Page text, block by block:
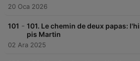
20 Oca 2026
101 - 101. Le chemin de deux papas:
pis Martin
02 Ara 2025